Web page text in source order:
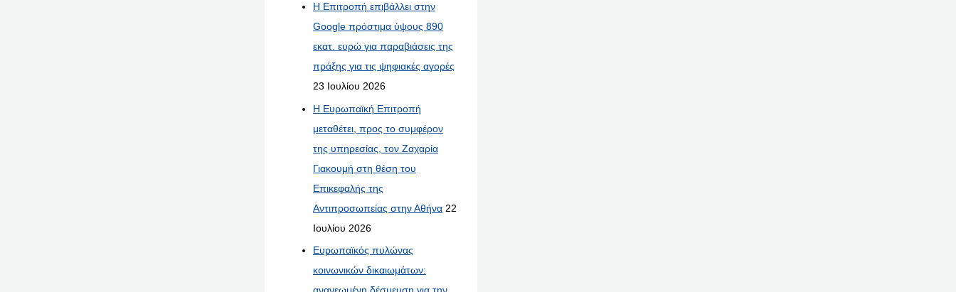
Η Επιτροπή επιβάλλει στην
Google πρόστιμα ύψους 890
εκατ. ευρώ για παραβιάσεις της
πράξης για τις ψηφιακές αγορές
23 Ιουλίου 2026
Η Ευρωπαϊκή Επιτροπή
μεταθέτει, προς το συμφέρον
της υπηρεσίας, τον Ζαχαρία
Γιακουμή στη θέση του
Επικεφαλής της
Αντιπροσωπείας στην Αθήνα 22
Ιουλίου 2026
Ευρωπαϊκός πυλώνας
κοινωνικών δικαιωμάτων: